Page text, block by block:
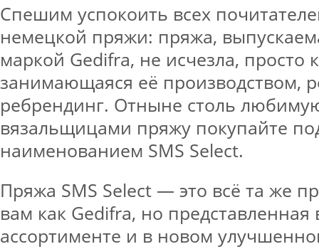
Спешим успокоить всех
немецкой пряжи: пряжа,
маркой Gedifra, не исчезла, просто
занимающаяся её производством,
ребрендинг. Отныне столь
вязальщицами пряжу покупайте
наименованием SMS Select.
Пряжа SMS Select — это всё та же
вам как Gedifra, но
ассортименте и в новом